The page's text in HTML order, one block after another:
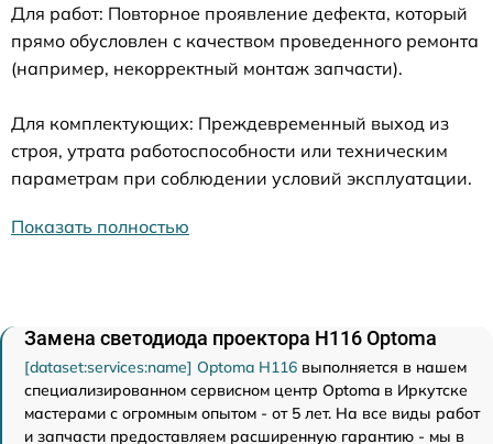
Для работ: Повторное проявление дефекта, который
прямо обусловлен с качеством проведенного ремонта
(например, некорректный монтаж запчасти).
Для комплектующих: Преждевременный выход из
строя, утрата работоспособности или техническим
параметрам при соблюдении условий эксплуатации.
Показать полностью
Замена светодиода проектора H116 Optoma
[dataset:services:name] Optoma H116 выполняется в нашем
специализированном сервисном центр Optoma в Иркутске
мастерами с огромным опытом - от 5 лет. На все виды работ
и запчасти предоставляем расширенную гарантию - мы в